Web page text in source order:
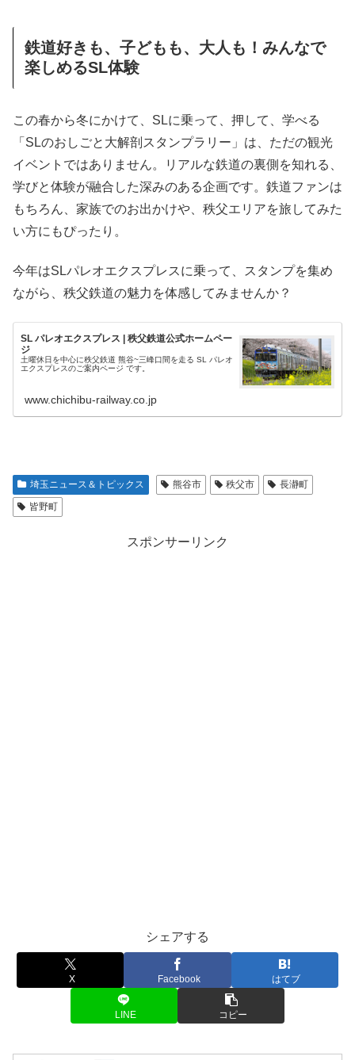
鉄道好きも、子どもも、大人も！みんなで
楽しめるSL体験
この春から冬にかけて、SLに乗って、押して、学べる
「SLのおしごと大解剖スタンプラリー」は、ただの観光
イベントではありません。リアルな鉄道の裏側を知れる、
学びと体験が融合した深みのある企画です。鉄道ファンは
もちろん、家族でのお出かけや、秩父エリアを旅してみた
い方にもぴったり。
今年はSLパレオエクスプレスに乗って、スタンプを集め
ながら、秩父鉄道の魅力を体感してみませんか？
SL パレオエクスプレス | 秩父鉄道公式ホームペー
ジ
土曜休日を中心に秩父鉄道 熊谷~三峰口間を走る SL パレオ
エクスプレスのご案内ページ です。
www.chichibu-railway.co.jp
埼玉ニュース＆トピックス 熊谷市 秩父市
長瀞町
皆野町
スポンサーリンク
シェアする
X Facebook はてブ
LINE コピー